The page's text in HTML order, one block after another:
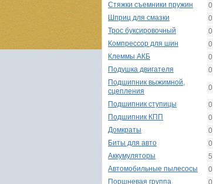
Стяжки съемники пружин
0
Шприц для смазки
0
Трос буксировочный
0
Компрессор для шин
0
Клеммы АКБ
0
Подушка двигателя
0
Подшипник выжимной,
сцепления
0
Подшипник ступицы
0
Подшипник КПП
0
Домкраты
0
Биты для авто
0
Аккумуляторы
5
Автомобильные пылесосы
0
Поршневая группа
0